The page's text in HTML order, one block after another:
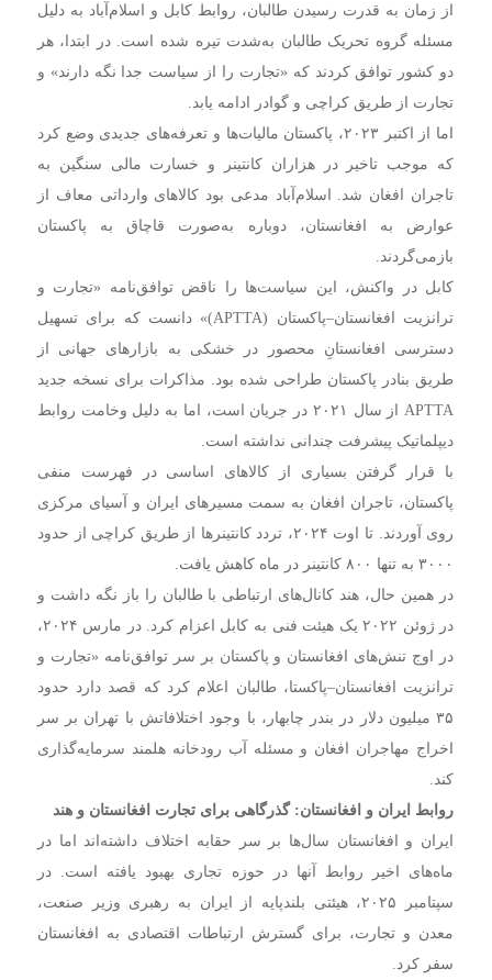
از زمان به قدرت رسیدن طالبان، روابط کابل و اسلام‌آباد به دلیل
مسئله گروه تحریک طالبان به‌شدت تیره شده است. در ابتدا، هر
دو کشور توافق کردند که «تجارت را از سیاست جدا نگه دارند» و
تجارت از طریق کراچی و گوادر ادامه یابد.
اما از اکتبر ۲۰۲۳، پاکستان مالیات‌ها و تعرفه‌های جدیدی وضع کرد
که موجب تاخیر در هزاران کانتینر و خسارت مالی سنگین به
تاجران افغان شد. اسلام‌آباد مدعی بود کالاهای وارداتی معاف از
عوارض به افغانستان، دوباره به‌صورت قاچاق به پاکستان
بازمی‌گردند.
کابل در واکنش، این سیاست‌ها را ناقض توافق‌نامه «تجارت و
ترانزیت افغانستان–پاکستان (APTTA)» دانست که برای تسهیل
دسترسی افغانستانِ محصور در خشکی به بازارهای جهانی از
طریق بنادر پاکستان طراحی شده بود. مذاکرات برای نسخه جدید
APTTA از سال ۲۰۲۱ در جریان است، اما به دلیل وخامت روابط
دیپلماتیک پیشرفت چندانی نداشته است.
با قرار گرفتن بسیاری از کالاهای اساسی در فهرست منفی
پاکستان، تاجران افغان به سمت مسیرهای ایران و آسیای مرکزی
روی آوردند. تا اوت ۲۰۲۴، تردد کانتینرها از طریق کراچی از حدود
۳۰۰۰ به تنها ۸۰۰ کانتینر در ماه کاهش یافت.
در همین حال، هند کانال‌های ارتباطی با طالبان را باز نگه داشت و
در ژوئن ۲۰۲۲ یک هیئت فنی به کابل اعزام کرد. در مارس ۲۰۲۴،
در اوج تنش‌های افغانستان و پاکستان بر سر توافق‌نامه «تجارت و
ترانزیت افغانستان–پاکستا، طالبان اعلام کرد که قصد دارد حدود
۳۵ میلیون دلار در بندر چابهار، با وجود اختلافاتش با تهران بر سر
اخراج مهاجران افغان و مسئله آب رودخانه هلمند سرمایه‌گذاری
کند.
روابط ایران و افغانستان: گذرگاهی برای تجارت افغانستان و هند
ایران و افغانستان سال‌ها بر سر حقابه اختلاف داشته‌اند اما در
ماه‌های اخیر روابط آنها در حوزه تجاری بهبود یافته است. در
سپتامبر ۲۰۲۵، هیئتی بلندپایه از ایران به رهبری وزیر صنعت،
معدن و تجارت، برای گسترش ارتباطات اقتصادی به افغانستان
سفر کرد.